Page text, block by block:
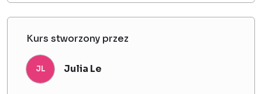
Kurs stworzony przez
JL Julia Le